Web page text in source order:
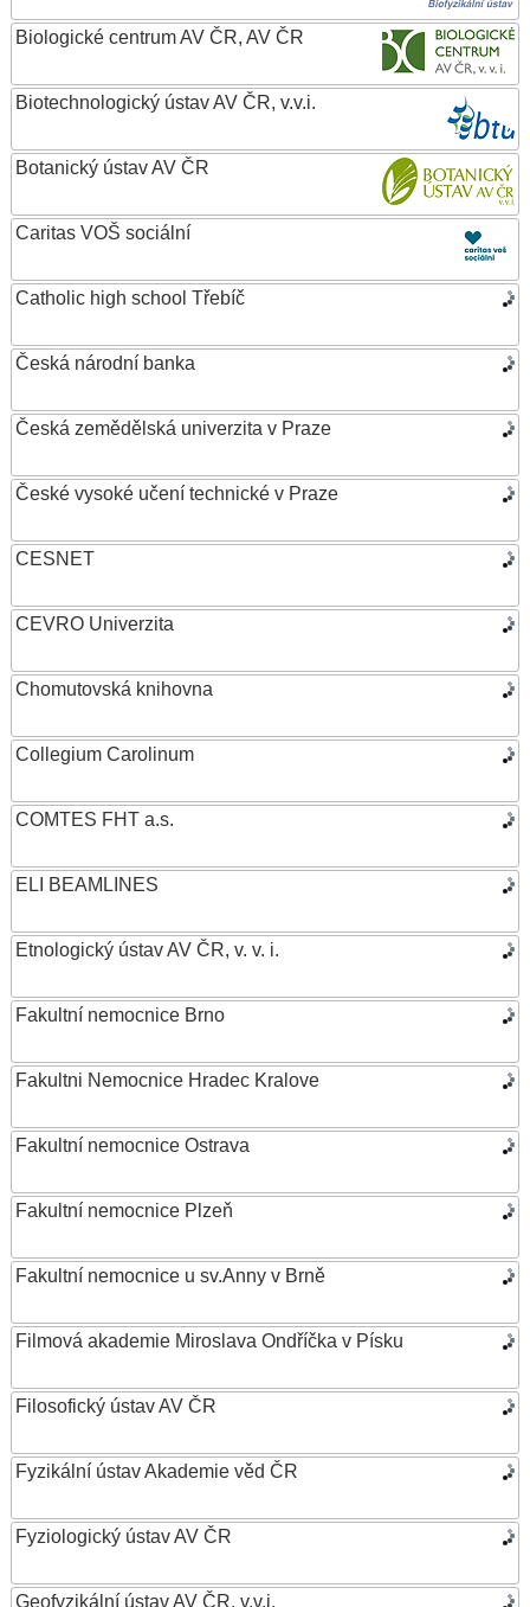
Biologické centrum AV ČR, AV ČR
Biotechnologický ústav AV ČR, v.v.i.
Botanický ústav AV ČR
Caritas VOŠ sociální
Catholic high school Třebíč
Česká národní banka
Česká zemědělská univerzita v Praze
České vysoké učení technické v Praze
CESNET
CEVRO Univerzita
Chomutovská knihovna
Collegium Carolinum
COMTES FHT a.s.
ELI BEAMLINES
Etnologický ústav AV ČR, v. v. i.
Fakultní nemocnice Brno
Fakultni Nemocnice Hradec Kralove
Fakultní nemocnice Ostrava
Fakultní nemocnice Plzeň
Fakultní nemocnice u sv.Anny v Brně
Filmová akademie Miroslava Ondříčka v Písku
Filosofický ústav AV ČR
Fyzikální ústav Akademie věd ČR
Fyziologický ústav AV ČR
Geofyzikální ústav AV ČR, v.v.i.